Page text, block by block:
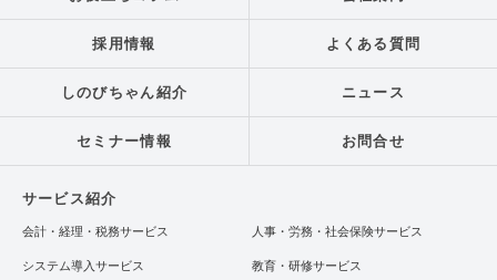
採用情報 よくある質問
しのびちゃん紹介 ニュース
セミナー情報 お問合せ
サービス紹介
会計・経理・税務サービス 人事・労務・社会保険サービス
システム導入サービス 教育・研修サービス